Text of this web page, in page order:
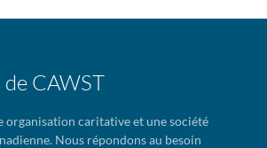
CAWST
organisation caritative et une société
Nous répondons au besoin